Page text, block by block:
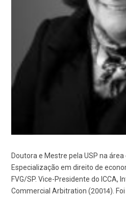
Doutora e Mestre pela USP na área
Especialização em direito de
FVG/SP. Vice-Presidente do ICCA,
Commercial Arbitration (20014).